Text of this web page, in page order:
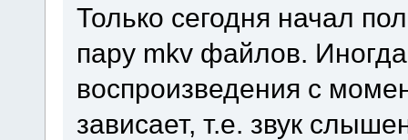
Только сегодня начал
пару mkv файлов.
воспроизведения с
зависает, т.е. звук